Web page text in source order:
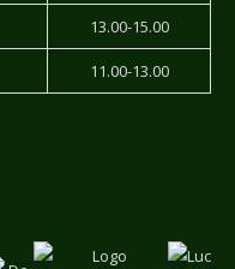
13.00-15.00
11.00-13.00